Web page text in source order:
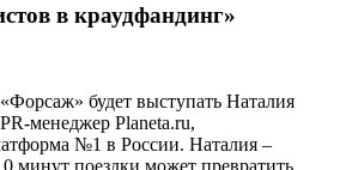
в краудфандинг»
будет выступать Наталия
менеджер Planeta.ru,
№1 в России. Наталия –